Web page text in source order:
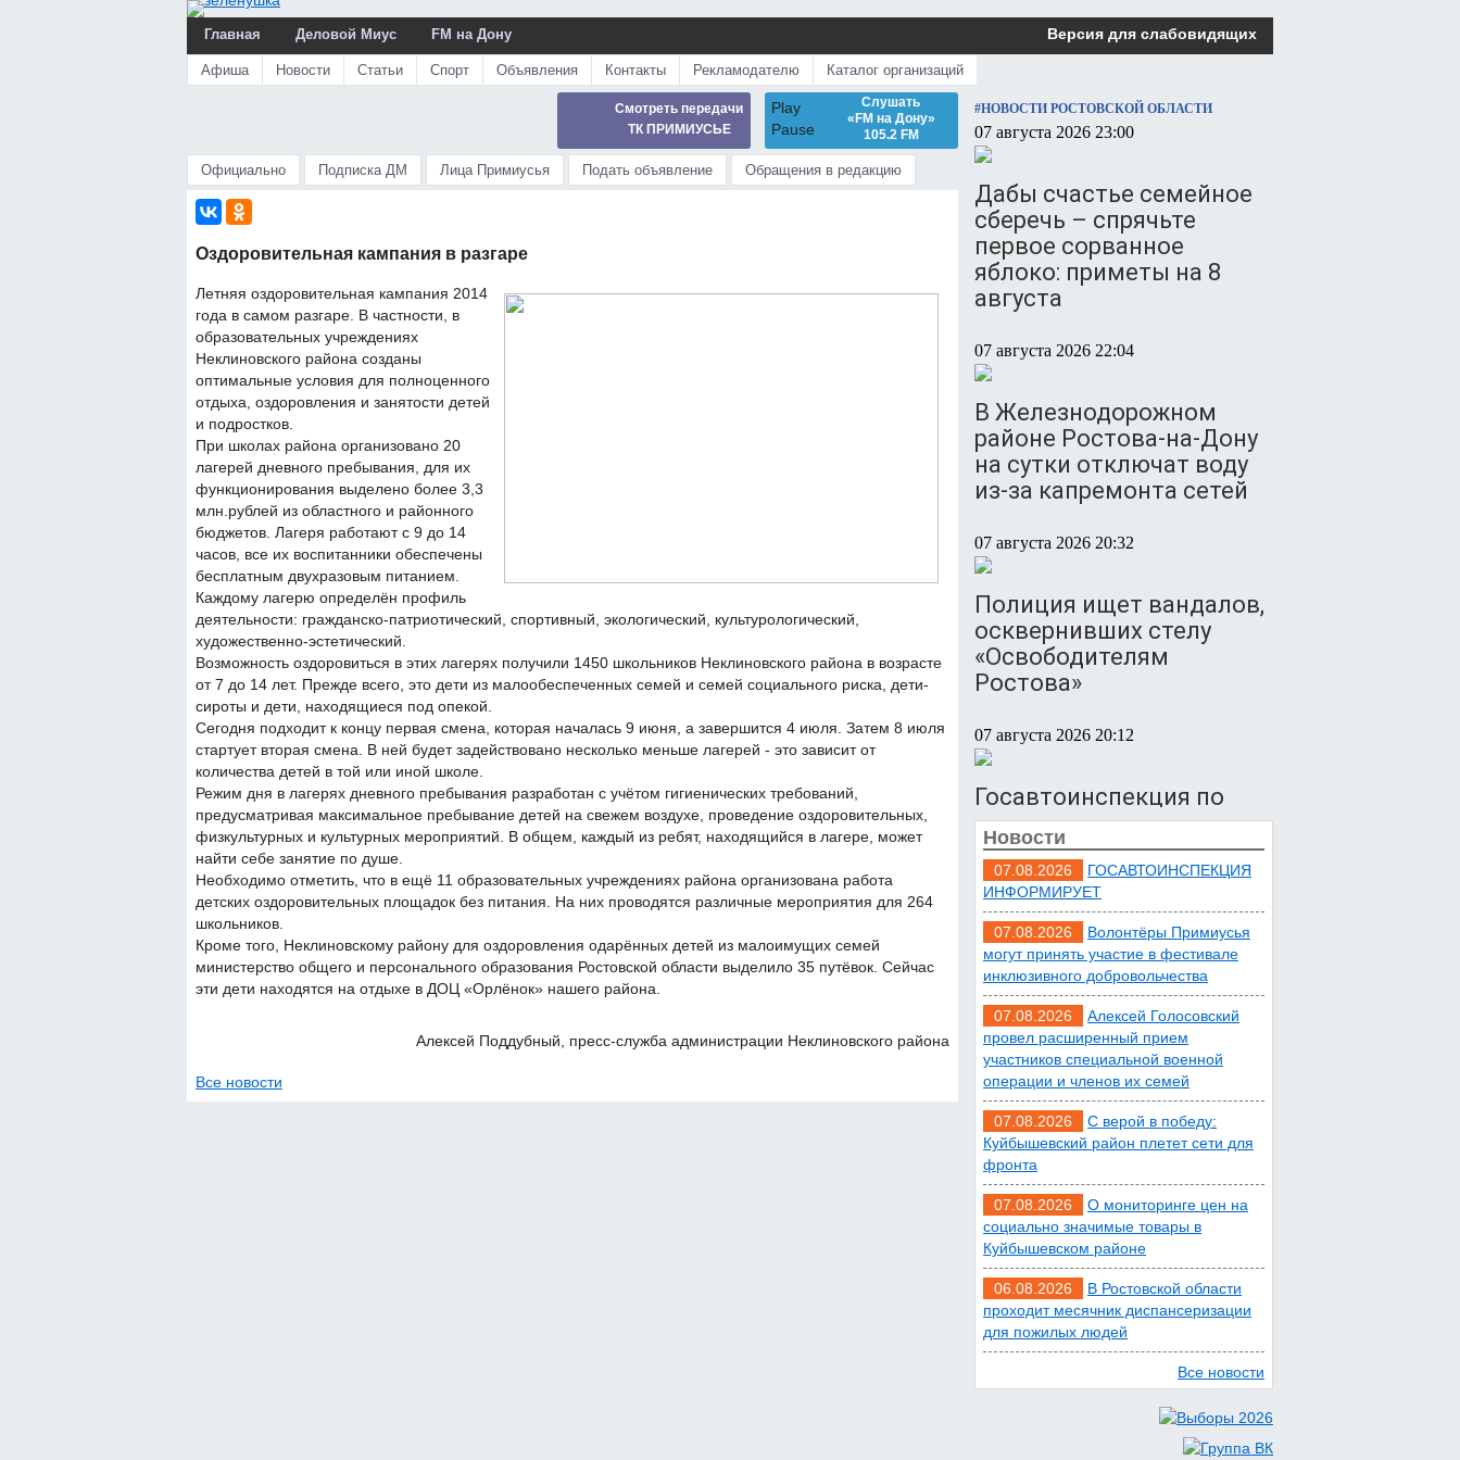
Главная Деловой Миус FM на Дону Версия для слабовидящих
Афиша Новости Статьи Спорт Объявления Контакты Рекламодателю Каталог организаций
Play
Pause
Слушать
«FM на Дону»
105.2 FM
Смотреть передачи
ТК ПРИМИУСЬЕ
Официально Подписка ДМ Лица Примиусья Подать объявление Обращения в редакцию
Оздоровительная кампания в разгаре
Летняя оздоровительная кампания 2014
года в самом разгаре. В частности, в
образовательных учреждениях
Неклиновского района созданы
оптимальные условия для полноценного
отдыха, оздоровления и занятости детей
и подростков.
При школах района организовано 20
лагерей дневного пребывания, для их
функционирования выделено более 3,3
млн.рублей из областного и районного
бюджетов. Лагеря работают с 9 до 14
часов, все их воспитанники обеспечены
бесплатным двухразовым питанием.
Каждому лагерю определён профиль
деятельности: гражданско-патриотический, спортивный, экологический, культурологический,
художественно-эстетический.
Возможность оздоровиться в этих лагерях получили 1450 школьников Неклиновского района в возрасте
от 7 до 14 лет. Прежде всего, это дети из малообеспеченных семей и семей социального риска, дети-
сироты и дети, находящиеся под опекой.
Сегодня подходит к концу первая смена, которая началась 9 июня, а завершится 4 июля. Затем 8 июля
стартует вторая смена. В ней будет задействовано несколько меньше лагерей - это зависит от
количества детей в той или иной школе.
Режим дня в лагерях дневного пребывания разработан с учётом гигиенических требований,
предусматривая максимальное пребывание детей на свежем воздухе, проведение оздоровительных,
физкультурных и культурных мероприятий. В общем, каждый из ребят, находящийся в лагере, может
найти себе занятие по душе.
Необходимо отметить, что в ещё 11 образовательных учреждениях района организована работа
детских оздоровительных площадок без питания. На них проводятся различные мероприятия для 264
школьников.
Кроме того, Неклиновскому району для оздоровления одарённых детей из малоимущих семей
министерство общего и персонального образования Ростовской области выделило 35 путёвок. Сейчас
эти дети находятся на отдыхе в ДОЦ «Орлёнок» нашего района.
Алексей Поддубный, пресс-служба администрации Неклиновского района
Все новости
#НОВОСТИ РОСТОВСКОЙ ОБЛАСТИ
07 августа 2026 23:00
Дабы счастье семейное
сберечь – спрячьте
первое сорванное
яблоко: приметы на 8
августа
07 августа 2026 22:04
В Железнодорожном
районе Ростова-на-Дону
на сутки отключат воду
из-за капремонта сетей
07 августа 2026 20:32
Полиция ищет вандалов,
осквернивших стелу
«Освободителям
Ростова»
07 августа 2026 20:12
Госавтоинспекция по
Ростовской области
призвала водителей быть
осторожными из-за
ухудшения погоды
07 августа 2026 19:39
Сап-фестиваль, ночной
забег и турниры: как в
Ростове отметят День
физкультурника
07 августа 2026 19:19
В Таганроге из-за аварии
отключили свет на
четырех улицах
07 августа 2026 18:42
В Ростовской области
более 2000 жителей
бесплатно осваивают
Новости
07.08.2026
ГОСАВТОИНСПЕКЦИЯ
ИНФОРМИРУЕТ
07.08.2026
Волонтёры Примиусья
могут принять участие в фестивале
инклюзивного добровольчества
07.08.2026
Алексей Голосовский
провел расширенный прием
участников специальной военной
операции и членов их семей
07.08.2026
С верой в победу:
Куйбышевский район плетет сети для
фронта
07.08.2026
О мониторинге цен на
социально значимые товары в
Куйбышевском районе
06.08.2026
В Ростовской области
проходит месячник диспансеризации
для пожилых людей
Все новости